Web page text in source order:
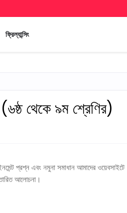
ফ্রিল্যান্সিং
থেকে ৯ম শ্রেণির)
প্রশ্ন এবং নমুনা সমাধান আমাদের ওয়েবসাইটে
আলোচনা।